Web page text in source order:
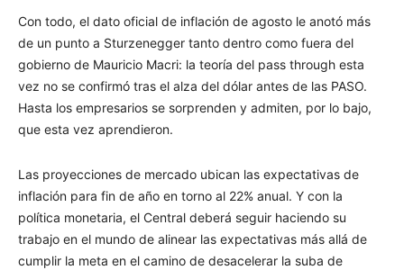
Con todo, el dato oficial de inflación de agosto le anotó más
de un punto a Sturzenegger tanto dentro como fuera del
gobierno de Mauricio Macri: la teoría del pass through esta
vez no se confirmó tras el alza del dólar antes de las PASO.
Hasta los empresarios se sorprenden y admiten, por lo bajo,
que esta vez aprendieron.
Las proyecciones de mercado ubican las expectativas de
inflación para fin de año en torno al 22% anual. Y con la
política monetaria, el Central deberá seguir haciendo su
trabajo en el mundo de alinear las expectativas más allá de
cumplir la meta en el camino de desacelerar la suba de